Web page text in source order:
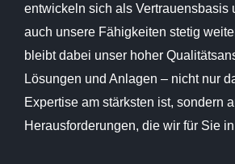
entwickeln sich als Vertrauensbasis
auch unsere Fähigkeiten stetig
bleibt dabei unser hoher
Lösungen und Anlagen – nicht nur
Expertise am stärksten ist, sondern
Herausforderungen, die wir für Sie